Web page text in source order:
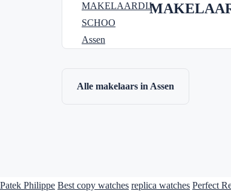
Alle makelaars in Assen
Patek Philippe Best copy watches replica watches Perfect